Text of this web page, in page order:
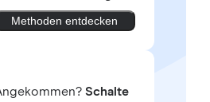
Methoden entdecken
Schalte